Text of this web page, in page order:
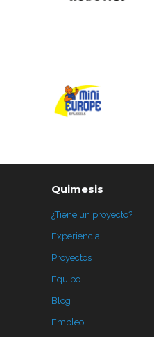
Quimesis
¿Tiene un proyecto?
Experiencia
Proyectos
Equipo
Blog
Empleo